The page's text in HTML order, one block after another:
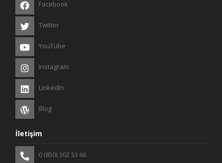
Facebook
Twitter
YouTube
Instagram
LinkedIn
Blog
İletişim
0 (850) 302 33 66